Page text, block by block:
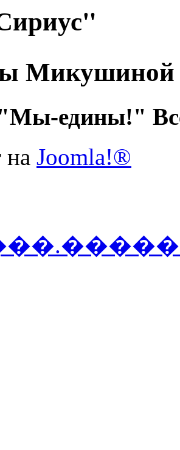
Микушиной
едины!"
на Joomla!®